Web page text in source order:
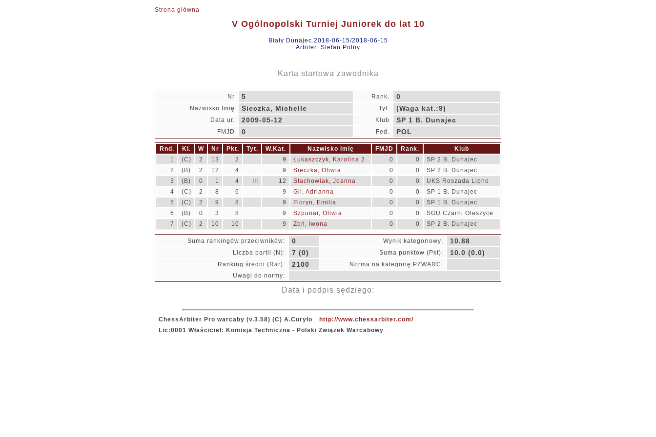
Strona główna
V Ogólnopolski Turniej Juniorek do lat 10
Biały Dunajec 2018-06-15/2018-06-15
Arbiter: Stefan Polny
Karta startowa zawodnika
Nr 5 Rank. 0
Nazwisko Imię Sieczka, Michelle Tyt. (Waga kat.:9)
Data ur. 2009-05-12 Klub SP 1 B. Dunajec
FMJD 0 Fed. POL
Rnd. Kl. W Nr Pkt. Tyt. W.Kat. Nazwisko Imię FMJD Rank.
Klub
1
(C) 2 13 2 9 Łukaszczyk, Karolina 2 0 0
SP 2 B. Dunajec
2
(B) 2 12 4 9 Sieczka, Oliwia 0 0
SP 2 B. Dunajec
3
(B) 0 1 4 12 Stachowiak, Joanna 0 0
UKS Roszada Lipno
4
(C) 2 8 6 9 Gil, Adrianna 0 0
SP 1 B. Dunajec
5
(C) 2 9 8 9 Floryn, Emilia 0 0
SP 1 B. Dunajec
6
(B) 0 3 8 9 Szpunar, Oliwia 0 0
SGU Czarni Oleszyce
7
(C) 2 10 10 9 Zoń, Iwona 0 0 SP 2 B. Dunajec
Suma rankingów przeciwników: 0 Wynik kategoriowy: 10.88
Liczba partii (N): 7 (0) Suma punktow (Pkt): 10.0 (0.0)
Ranking średni (Rar): 2100
Norma na kategorię PZWARC:
Uwagi do normy:
Data i podpis sędziego:
ChessArbiter Pro warcaby (v.3.58) (C) A.Curyło
http://www.chessarbiter.com/
Lic:0001 Właściciel: Komisja Techniczna - Polski Związek Warcabowy